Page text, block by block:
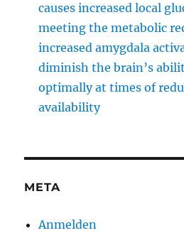
causes increased local
meeting the metabolic
increased amygdala
diminish the brain’s
optimally at times of
availability
META
Anmelden